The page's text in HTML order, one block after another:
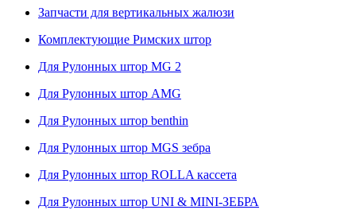
Запчасти для вертикальных жалюзи
Комплектующие Римских штор
Для Рулонных штор MG 2
Для Рулонных штор AMG
Для Рулонных штор benthin
Для Рулонных штор MGS зебра
Для Рулонных штор ROLLA кассета
Для Рулонных штор UNI & MINI-ЗЕБРА